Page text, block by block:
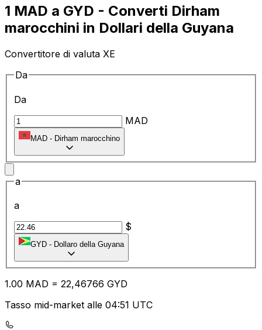
1 MAD a GYD - Converti Dirham
marocchini in Dollari della Guyana
Convertitore di valuta XE
Da
Da
MAD
MAD - Dirham marocchino
a
a
$
GYD - Dollaro della Guyana
1.00 MAD = 22,46766 GYD
Tasso mid-market alle 04:51 UTC